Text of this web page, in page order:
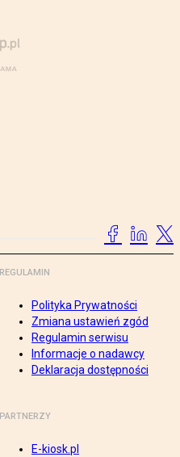
REGULAMIN
Polityka Prywatności
Zmiana ustawień zgód
Regulamin serwisu
Informacje o nadawcy
Deklaracja dostępności
PARTNERZY
E-kiosk.pl